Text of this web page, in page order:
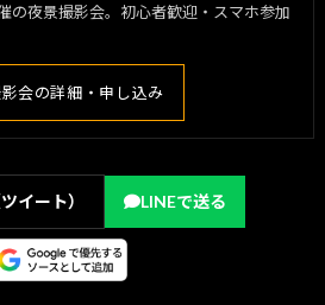
の夜景撮影会。初心者歓迎・スマホ参加
会の詳細・申し込み
イート） LINEで送る